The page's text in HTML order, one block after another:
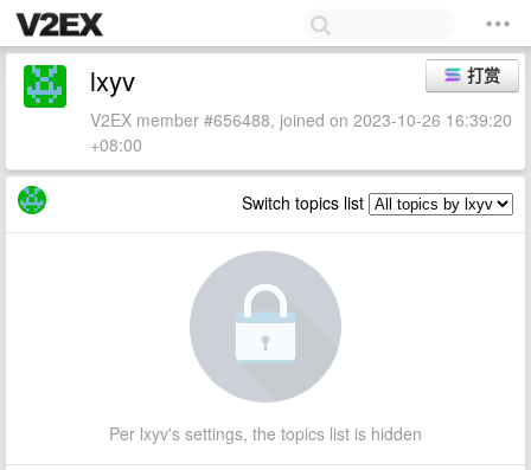
打赏
lxyv
V2EX member #656488, joined on 2023-10-26 16:39:20
+08:00
Switch topics list
Per lxyv's settings, the topics list is hidden